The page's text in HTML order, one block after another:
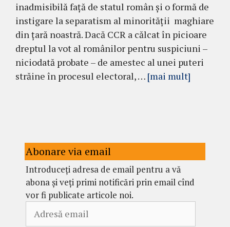
inadmisibilă față de statul român și o formă de
instigare la separatism al minorității maghiare
din țară noastră. Dacă CCR a călcat în picioare
dreptul la vot al românilor pentru suspiciuni –
niciodată probate – de amestec al unei puteri
străine în procesul electoral, … [mai mult]
Abonare via email
Introduceți adresa de email pentru a vă
abona și veți primi notificări prin email cînd
vor fi publicate articole noi.
email